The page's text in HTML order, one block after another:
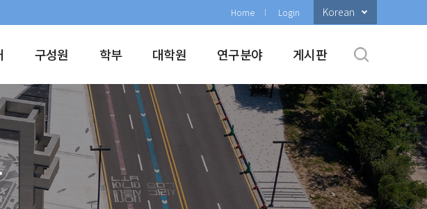
Home Login Korean
구성원 학부 대학원 연구분야 게시판